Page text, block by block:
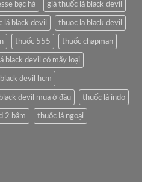
bạc hà giá thuốc lá black devil
lá black devil thuoc la black devil
thuốc 555 thuốc chapman
black devil có mấy loại
devil hcm
devil mua ở đâu thuốc lá indo
2 bấm thuốc lá ngoại